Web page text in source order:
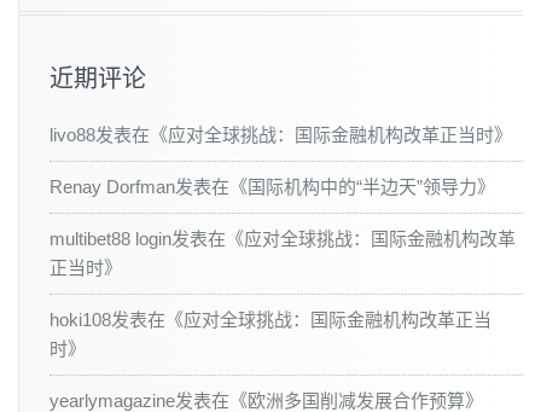
近期评论
livo88发表在《应对全球挑战：国际金融机构改革正当时》
Renay Dorfman发表在《国际机构中的“半边天”领导力》
multibet88 login发表在《应对全球挑战：国际金融机构改革
正当时》
hoki108发表在《应对全球挑战：国际金融机构改革正当
时》
yearlymagazine发表在《欧洲多国削减发展合作预算》